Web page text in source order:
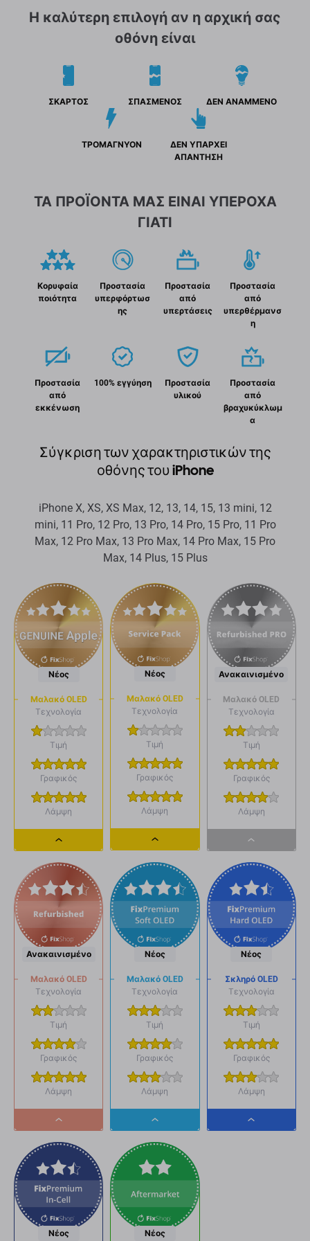
Η καλύτερη επιλογή αν η αρχική σας
οθόνη είναι
ΣΚΑΡΤΟΣ ΣΠΑΣΜΕΝΟΣ ΔΕΝ ΑΝΑΜΜΕΝΟ
ΤΡΟΜΑΓΝΥΟΝ
ΔΕΝ ΥΠΑΡΧΕΙ
ΑΠΑΝΤΗΣΗ
ΤΑ ΠΡΟΪΟΝΤΑ ΜΑΣ ΕΙΝΑΙ ΥΠΕΡΟΧΑ
ΓΙΑΤΙ
Κορυφαία
ποιότητα
Προστασία
υπερφόρτωσ
ης
Προστασία
από
υπερτάσεις
Προστασία
από
υπερθέρμανσ
η
Προστασία
από
εκκένωση
100% εγγύηση
Προστασία
υλικού
Προστασία
από
βραχυκύκλωμ
α
Σύγκριση των χαρακτηριστικών της
οθόνης του iPhone
iPhone X, XS, XS Max, 12, 13, 14, 15, 13 mini, 12
mini, 11 Pro, 12 Pro, 13 Pro, 14 Pro, 15 Pro, 11 Pro
Max, 12 Pro Max, 13 Pro Max, 14 Pro Max, 15 Pro
Max, 14 Plus, 15 Plus
Νέος
Μαλακό OLED
Τεχνολογία
Τιμή
Γραφικός
Λάμψη
Dropdown
button
Νέος
Μαλακό OLED
Τεχνολογία
Τιμή
Γραφικός
Λάμψη
Dropdown
button
Ανακαινισμένο
Μαλακό OLED
Τεχνολογία
Τιμή
Γραφικός
Λάμψη
Dropdown
button
Ανακαινισμένο
Μαλακό OLED
Τεχνολογία
Τιμή
Γραφικός
Λάμψη
Dropdown
button
Νέος
Μαλακό OLED
Τεχνολογία
Τιμή
Γραφικός
Λάμψη
Dropdown
button
Νέος
Σκληρό OLED
Τεχνολογία
Τιμή
Γραφικός
Λάμψη
Dropdown
Νέος Νέος